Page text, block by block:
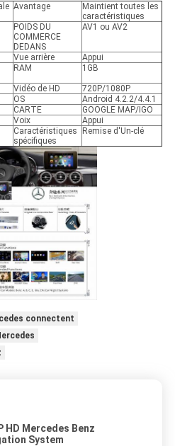
Avantage
Maintient toutes les
caractéristiques
POIDS DU
COMMERCE
DEDANS
AV1 ou AV2
Vue arrière
Appui
RAM 1GB
Vidéo de HD
720P/1080P
OS
Android 4.2.2/4.4.1
CARTE
GOOGLE MAP/IGO
Voix
Appui
Caractéristiques
spécifiques
Remise d'Un-clé
connectent
HD Mercedes Benz
System